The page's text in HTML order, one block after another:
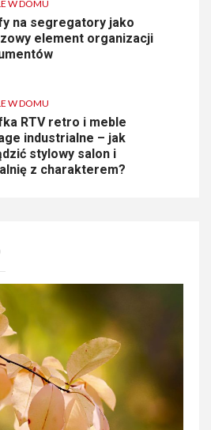
W DOMU
na segregatory jako
element organizacji
W DOMU
RTV retro i meble
industrialne – jak
stylowy salon i
z charakterem?